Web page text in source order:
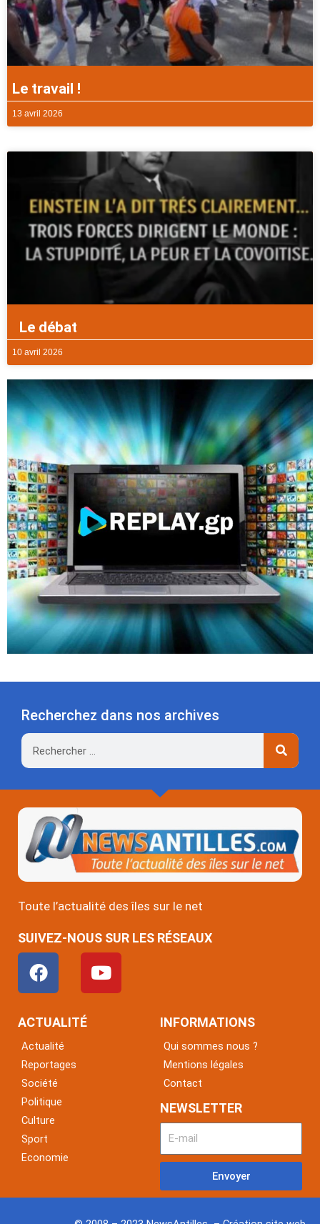
Le travail !
13 avril 2026
Le débat
10 avril 2026
Recherchez dans nos archives
Rechercher
Toute l’actualité des îles sur le net
SUIVEZ-NOUS SUR LES RÉSEAUX
F
a
c
e
o
o
k
Y
o
u
ACTUALITÉ
Actualité
Reportages
Société
Politique
Culture
Sport
Economie
INFORMATIONS
Qui sommes nous ?
Mentions légales
Contact
NEWSLETTER
Envoyer